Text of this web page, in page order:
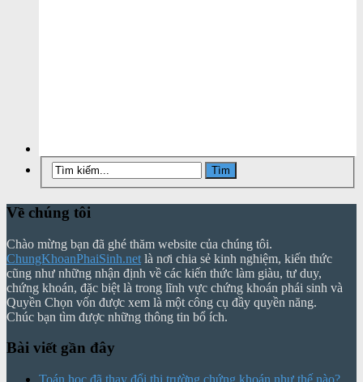
Về chúng tôi
Chào mừng bạn đã ghé thăm website của chúng tôi.
ChungKhoanPhaiSinh.net là nơi chia sẻ kinh nghiệm, kiến thức
cũng như những nhận định về các kiến thức làm giàu, tư duy,
chứng khoán, đặc biệt là trong lĩnh vực chứng khoán phái sinh và
Quyền Chọn vốn được xem là một công cụ đầy quyền năng.
Chúc bạn tìm được những thông tin bổ ích.
Bài viết gần đây